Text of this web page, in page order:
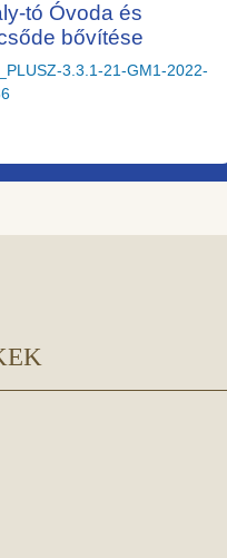
tó Óvoda és
bővítése
3.3.1-21-GM1-2022-